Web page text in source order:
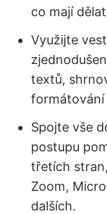
co mají
Využijte
textů,
formátování
Spojte vše
postupu
třetích
Zoom,
dalších.